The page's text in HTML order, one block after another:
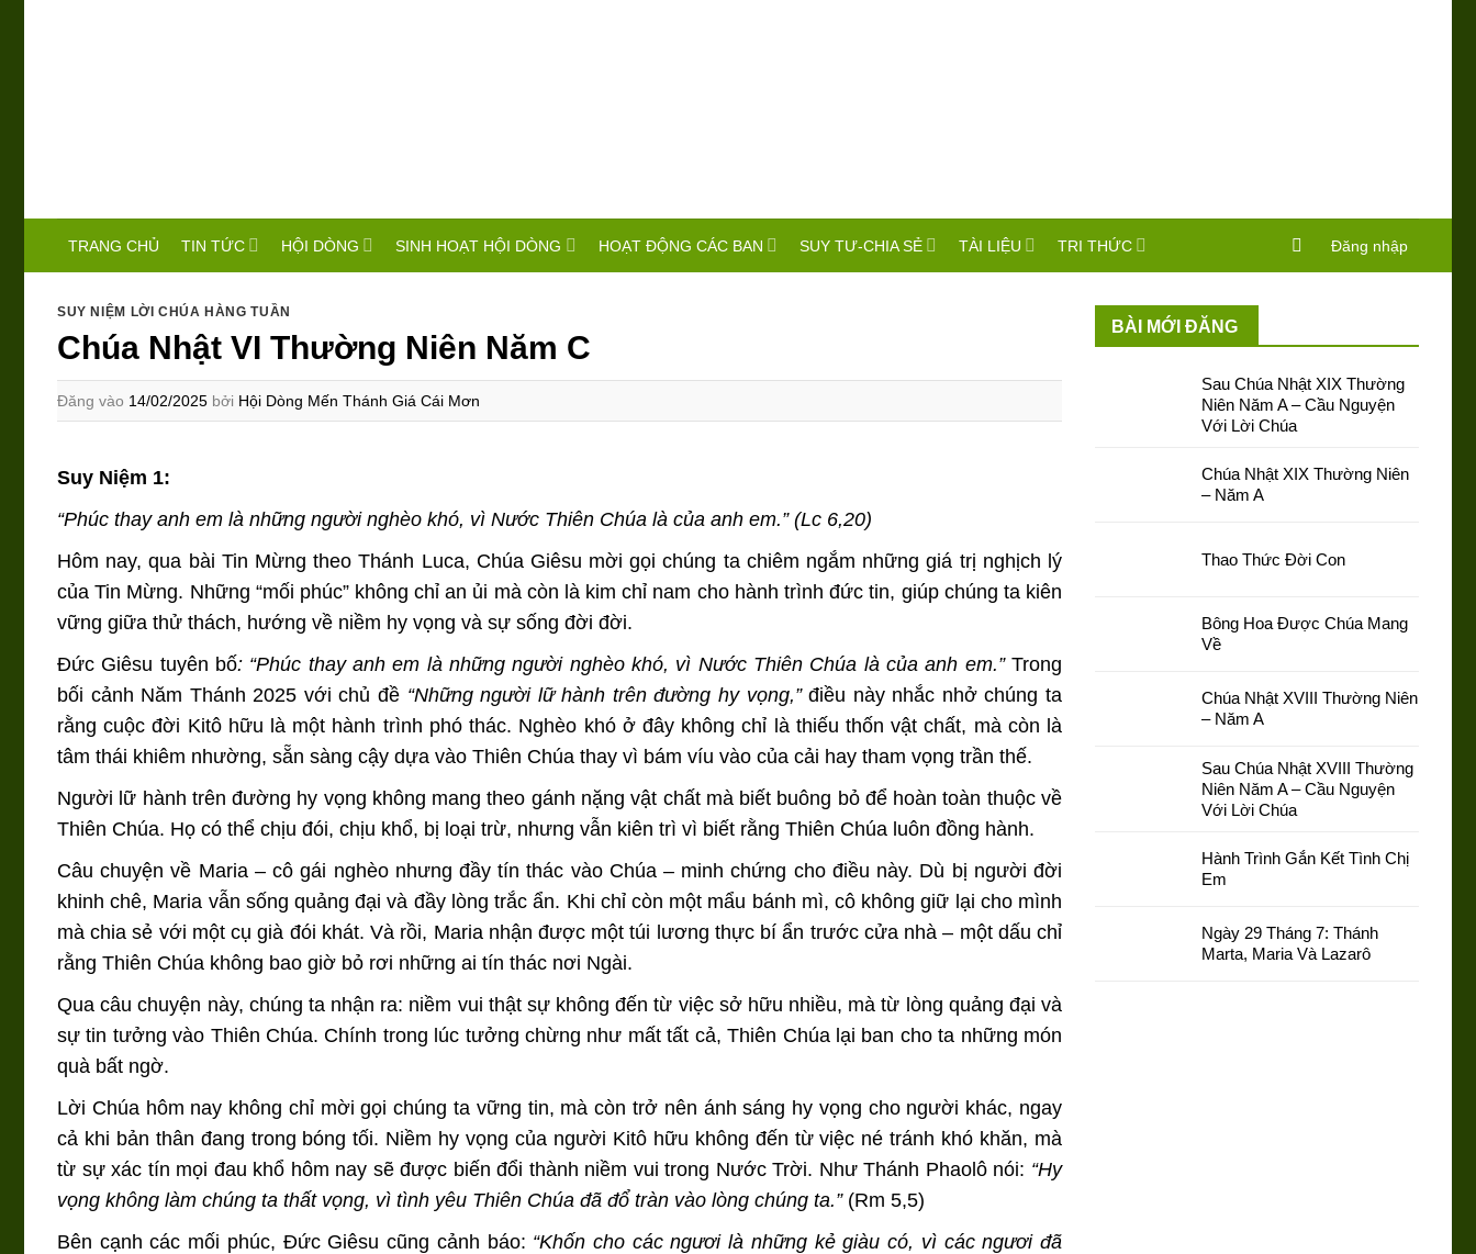
TRANG CHỦ TIN TỨC HỘI DÒNG SINH HOẠT HỘI DÒNG HOẠT ĐỘNG CÁC BAN SUY TƯ-CHIA SẺ TÀI LIỆU TRI THỨC Đăng nhập
SUY NIỆM LỜI CHÚA HÀNG TUẦN
Chúa Nhật VI Thường Niên Năm C
Đăng vào 14/02/2025 bởi Hội Dòng Mến Thánh Giá Cái Mơn
Suy Niệm 1:
“Phúc thay anh em là những người nghèo khó, vì Nước Thiên Chúa là của anh em.” (Lc 6,20)
Hôm nay, qua bài Tin Mừng theo Thánh Luca, Chúa Giêsu mời gọi chúng ta chiêm ngắm những giá trị nghịch lý
của Tin Mừng. Những “mối phúc” không chỉ an ủi mà còn là kim chỉ nam cho hành trình đức tin, giúp chúng ta kiên
vững giữa thử thách, hướng về niềm hy vọng và sự sống đời đời.
Đức Giêsu tuyên bố: “Phúc thay anh em là những người nghèo khó, vì Nước Thiên Chúa là của anh em.” Trong
bối cảnh Năm Thánh 2025 với chủ đề “Những người lữ hành trên đường hy vọng,”điều này nhắc nhở chúng ta
rằng cuộc đời Kitô hữu là một hành trình phó thác. Nghèo khó ở đây không chỉ là thiếu thốn vật chất, mà còn là
tâm thái khiêm nhường, sẵn sàng cậy dựa vào Thiên Chúa thay vì bám víu vào của cải hay tham vọng trần thế.
Người lữ hành trên đường hy vọng không mang theo gánh nặng vật chất mà biết buông bỏ để hoàn toàn thuộc về
Thiên Chúa. Họ có thể chịu đói, chịu khổ, bị loại trừ, nhưng vẫn kiên trì vì biết rằng Thiên Chúa luôn đồng hành.
Câu chuyện về Maria – cô gái nghèo nhưng đầy tín thác vào Chúa – minh chứng cho điều này. Dù bị người đời
khinh chê, Maria vẫn sống quảng đại và đầy lòng trắc ẩn. Khi chỉ còn một mẩu bánh mì, cô không giữ lại cho mình
mà chia sẻ với một cụ già đói khát. Và rồi, Maria nhận được một túi lương thực bí ẩn trước cửa nhà – một dấu chỉ
rằng Thiên Chúa không bao giờ bỏ rơi những ai tín thác nơi Ngài.
Qua câu chuyện này, chúng ta nhận ra: niềm vui thật sự không đến từ việc sở hữu nhiều, mà từ lòng quảng đại và
sự tin tưởng vào Thiên Chúa. Chính trong lúc tưởng chừng như mất tất cả, Thiên Chúa lại ban cho ta những món
quà bất ngờ.
Lời Chúa hôm nay không chỉ mời gọi chúng ta vững tin, mà còn trở nên ánh sáng hy vọng cho người khác, ngay
cả khi bản thân đang trong bóng tối. Niềm hy vọng của người Kitô hữu không đến từ việc né tránh khó khăn, mà
từ sự xác tín mọi đau khổ hôm nay sẽ được biến đổi thành niềm vui trong Nước Trời. Như Thánh Phaolô nói: “Hy
vọng không làm chúng ta thất vọng, vì tình yêu Thiên Chúa đã đổ tràn vào lòng chúng ta.” (Rm 5,5)
Bên cạnh các mối phúc, Đức Giêsu cũng cảnh báo: “Khốn cho các ngươi là những kẻ giàu có, vì các ngươi đã
BÀI MỚI ĐĂNG
Sau Chúa Nhật XIX Thường
Niên Năm A – Cầu Nguyện
Với Lời Chúa
Chúa Nhật XIX Thường Niên
– Năm A
Thao Thức Đời Con
Bông Hoa Được Chúa Mang
Về
Chúa Nhật XVIII Thường Niên
– Năm A
Sau Chúa Nhật XVIII Thường
Niên Năm A – Cầu Nguyện
Với Lời Chúa
Hành Trình Gắn Kết Tình Chị
Em
Ngày 29 Tháng 7: Thánh
Marta, Maria Và Lazarô